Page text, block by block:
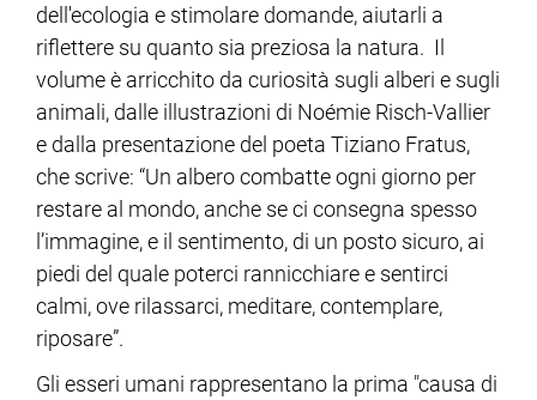
dell'ecologia e stimolare domande, aiutarli a
riflettere su quanto sia preziosa la natura. Il
volume è arricchito da curiosità sugli alberi e sugli
animali, dalle illustrazioni di Noémie Risch-Vallier
e dalla presentazione del poeta Tiziano Fratus,
che scrive: “Un albero combatte ogni giorno per
restare al mondo, anche se ci consegna spesso
l’immagine, e il sentimento, di un posto sicuro, ai
piedi del quale poterci rannicchiare e sentirci
calmi, ove rilassarci, meditare, contemplare,
riposare”.
Gli esseri umani rappresentano la prima "causa di